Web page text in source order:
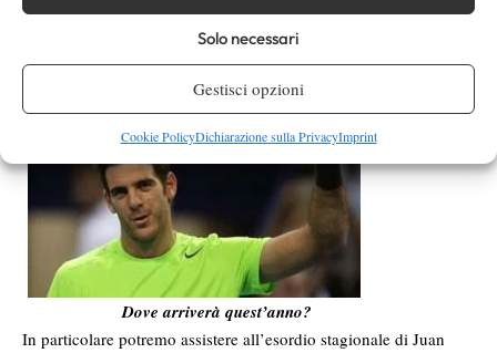
Solo necessari
Gestisci opzioni
Cookie PolicyDichiarazione sulla PrivacyImprint
Dove arriverà quest’anno?
In particolare potremo assistere all’esordio stagionale di Juan